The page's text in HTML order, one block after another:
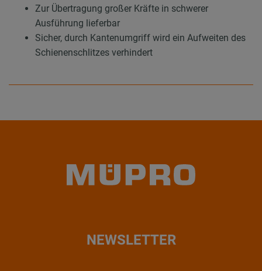
Zur Übertragung großer Kräfte in schwerer
Ausführung lieferbar
Sicher, durch Kantenumgriff wird ein Aufweiten des
Schienenschlitzes verhindert
NEWSLETTER